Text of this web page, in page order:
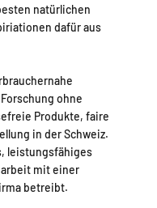
natürlichen
dafür aus
ohne
Produkte, faire
in der Schweiz.
leistungsfähiges
mit einer
betreibt.